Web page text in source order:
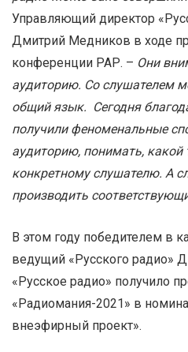
Управляющий директор
Дмитрий Медников в ходе
конференции РАР. – Они
аудиторию. Со слушателем
общий язык. Сегодня
получили феноменальные
аудиторию, понимать, какой
конкретному слушателю. А
производить
В этом году победителем в
ведущий «Русского радио»
«Русское радио» получило
«Радиомания-2021» в
внеэфирный проект».